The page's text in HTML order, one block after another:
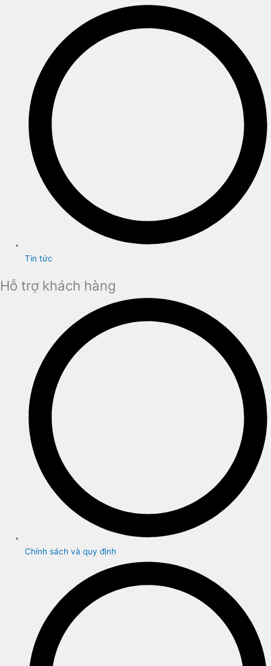
Tin tức
Hỗ trợ khách hàng
Chính sách và quy định